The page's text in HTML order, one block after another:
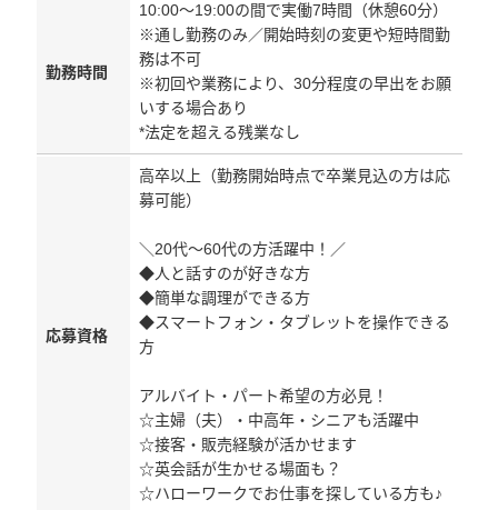
勤務時間
10:00～19:00の間で実働7時間（休憩60分）
※通し勤務のみ／開始時刻の変更や短時間勤
務は不可
※初回や業務により、30分程度の早出をお願
いする場合あり
*法定を超える残業なし
応募資格
高卒以上（勤務開始時点で卒業見込の方は応
募可能）
＼20代～60代の方活躍中！／
◆人と話すのが好きな方
◆簡単な調理ができる方
◆スマートフォン・タブレットを操作できる
方
アルバイト・パート希望の方必見！
☆主婦（夫）・中高年・シニアも活躍中
☆接客・販売経験が活かせます
☆英会話が生かせる場面も？
☆ハローワークでお仕事を探している方も♪